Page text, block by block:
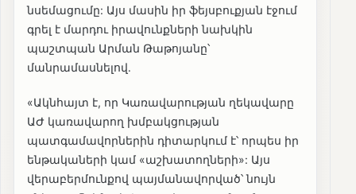
նսեմացումը: Այս մասին իր ֆեյսբուքյան էջում
գրել է մարդու իրավունքների նախկին
պաշտպան Արման Թաթոյանը՝
մանրամասնելով․
«Ակնհայտ է, որ Կառավարության ղեկավարը
ԱԺ կառավարող խմբակցության
պատգամավորներին դիտարկում է՝ որպես իր
ենթակաների կամ «աշխատողների»: Այս
վերաբերմունքով պայմանավորված՝ նույն